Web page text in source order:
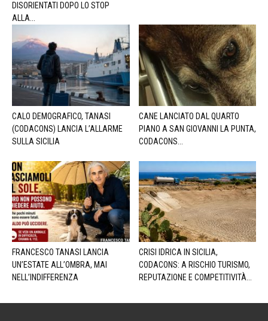
DISORIENTATI DOPO LO STOP
ALLA...
CALO DEMOGRAFICO, TANASI
(CODACONS) LANCIA L’ALLARME
SULLA SICILIA
CANE LANCIATO DAL QUARTO
PIANO A SAN GIOVANNI LA PUNTA,
CODACONS...
FRANCESCO TANASI LANCIA
UN’ESTATE ALL’OMBRA, MAI
NELL’INDIFFERENZA
CRISI IDRICA IN SICILIA,
CODACONS: A RISCHIO TURISMO,
REPUTAZIONE E COMPETITIVITÀ...